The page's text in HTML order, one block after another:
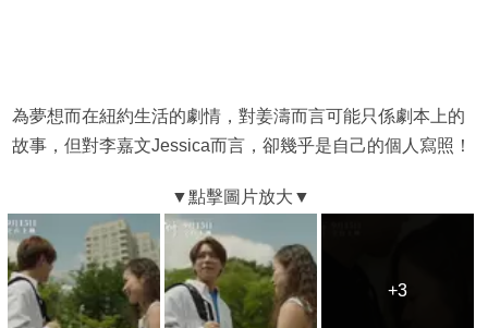
為夢想而在紐約生活的劇情，對姜濤而言可能只係劇本上的
故事，但對李嘉文Jessica而言，卻幾乎是自己的個人寫照！
+3
+3